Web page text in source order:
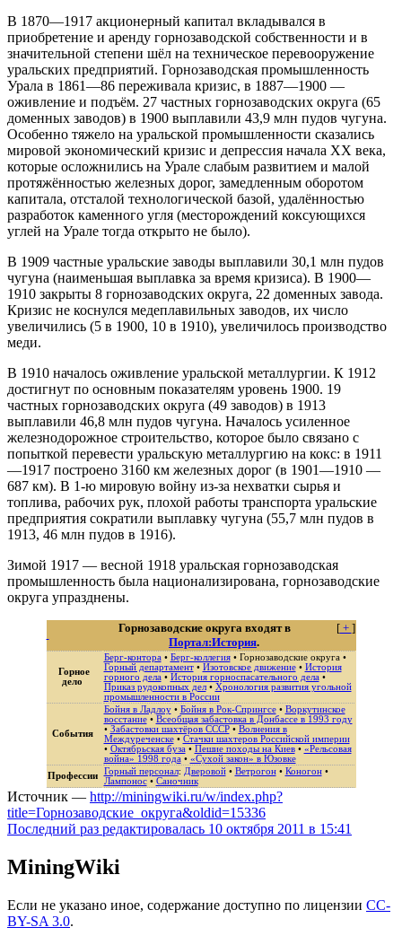
В 1870—1917 акционерный капитал вкладывался в
приобретение и аренду горнозаводской собственности и в
значительной степени шёл на техническое перевооружение
уральских предприятий. Горнозаводская промышленность
Урала в 1861—86 переживала кризис, в 1887—1900 —
оживление и подъём. 27 частных горнозаводских округа (65
доменных заводов) в 1900 выплавили 43,9 млн пудов чугуна.
Особенно тяжело на уральской промышленности сказались
мировой экономический кризис и депрессия начала XX века,
которые осложнились на Урале слабым развитием и малой
протяжённостью железных дорог, замедленным оборотом
капитала, отсталой технологической базой, удалённостью
разработок каменного угля (месторождений коксующихся
углей на Урале тогда открыто не было).
В 1909 частные уральские заводы выплавили 30,1 млн пудов
чугуна (наименьшая выплавка за время кризиса). В 1900—
1910 закрыты 8 горнозаводских округа, 22 доменных завода.
Кризис не коснулся медеплавильных заводов, их число
увеличились (5 в 1900, 10 в 1910), увеличилось производство
меди.
В 1910 началось оживление уральской металлургии. К 1912
достигнут по основным показателям уровень 1900. 19
частных горнозаводских округа (49 заводов) в 1913
выплавили 46,8 млн пудов чугуна. Началось усиленное
железнодорожное строительство, которое было связано с
попыткой перевести уральскую металлургию на кокс: в 1911
—1917 построено 3160 км железных дорог (в 1901—1910 —
687 км). В 1-ю мировую войну из-за нехватки сырья и
топлива, рабочих рук, плохой работы транспорта уральские
предприятия сократили выплавку чугуна (55,7 млн пудов в
1913, 46 млн пудов в 1916).
Зимой 1917 — весной 1918 уральская горнозаводская
промышленность была национализирована, горнозаводские
округа упразднены.
[+ ]
Горнозаводские округа входят в
Портал:История.
Горное
дело
Берг-контора• Берг-коллегия• Горнозаводские округа•
Горный департамент• Изотовское движение• История
горного дела• История горноспасательного дела•
Приказ рудокопных дел• Хронология развития угольной
промышленности в России
События
Бойня в Ладлоу• Бойня в Рок-Спрингсе• Воркутинское
восстание• Всеобщая забастовка в Донбассе в 1993 году
• Забастовки шахтёров СССР• Волнения в
Междуреченске• Стачки шахтеров Российской империи
• Октябрьская буза• Пешие походы на Киев• «Рельсовая
война» 1998 года• «Сухой закон» в Юзовке
Профессии
Горный персонал: Дверовой• Ветрогон• Коногон•
Лампонос• Саночник
Источник — http://miningwiki.ru/w/index.php?
title=Горнозаводские_округа&oldid=15336
Последний раз редактировалась 10 октября 2011 в 15:41
MiningWiki
Если не указано иное, содержание доступно по лицензии CC-
BY-SA 3.0.